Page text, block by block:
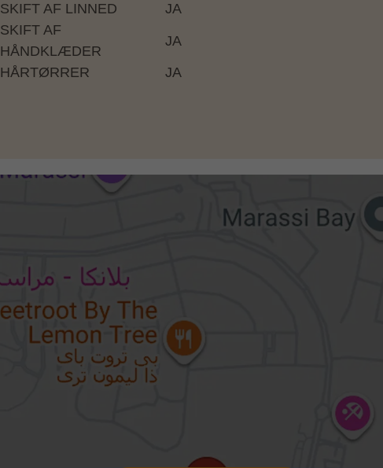
SKIFT AF LINNED
JA
SKIFT AF
HÅNDKLÆDER
JA
HÅRTØRRER JA